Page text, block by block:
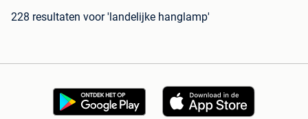
228 resultaten voor 'landelijke hanglamp'